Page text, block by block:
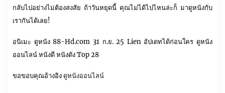
กลับไปอย่างไม่ต้องสงสัย ถ้าวันหยุดนี้ คุณไม่ได้ไปไหนล่ะก็ มาดูหนังกับ
เรากันได้เลย!
อนิเมะ ดูหนัง 88-Hd.com 31 ก.ย. 25 Lien อัปเดทได้ก่อนใคร ดูหนัง
ออนไลน์ หนังดี หนังดัง Top 28
ขอขอบคุณอ้างอิง ดูหนังออนไลน์